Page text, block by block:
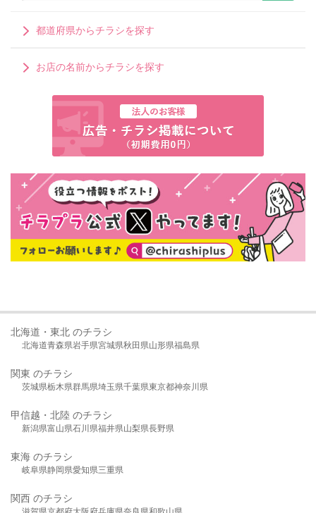
都道府県からチラシを探す
お店の名前からチラシを探す
北海道・東北 のチラシ
北海道青森県岩手県宮城県秋田県山形県福島県
関東 のチラシ
茨城県栃木県群馬県埼玉県千葉県東京都神奈川県
甲信越・北陸 のチラシ
新潟県富山県石川県福井県山梨県長野県
東海 のチラシ
岐阜県静岡県愛知県三重県
関西 のチラシ